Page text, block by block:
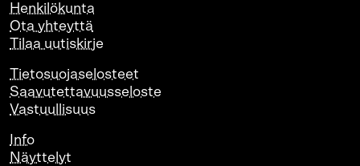
Henkilökunta
Ota yhteyttä
Tilaa uutiskirje
Tietosuojaselosteet
Saavutettavuusseloste
Vastuullisuus
Info
Näyttelyt